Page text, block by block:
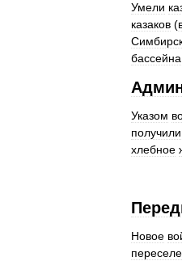
Умели
казаков (
бассейна
Указом
получили
хлебное
Новое